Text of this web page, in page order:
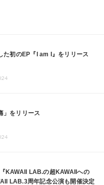
た初のEP『I am I』をリリース
」をリリース
KAWAII LAB.の超KAWAIIへの
LAB.3周年記念公演も開催決定